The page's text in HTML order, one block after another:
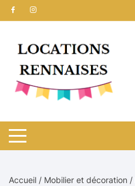
Aller
au
Accueil / Mobilier et décoration /